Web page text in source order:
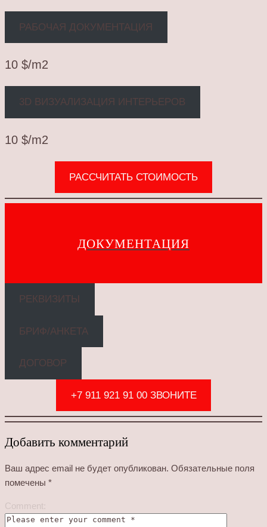
РАБОЧАЯ ДОКУМЕНТАЦИЯ
10 $/m2
3D ВИЗУАЛИЗАЦИЯ ИНТЕРЬЕРОВ
10 $/m2
РАССЧИТАТЬ СТОИМОСТЬ
ДОКУМЕНТАЦИЯ
РЕКВИЗИТЫ
БРИФ/АНКЕТА
ДОГОВОР
+7 911 921 91 00 ЗВОНИТЕ
Добавить комментарий
Ваш адрес email не будет опубликован. Обязательные поля
помечены *
Comment: